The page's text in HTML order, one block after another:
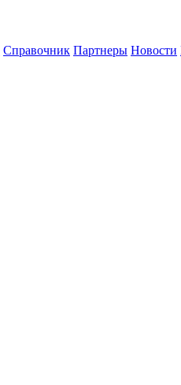
Справочник Партнеры Новости